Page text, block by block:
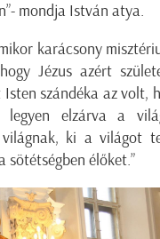
mondja István atya.
karácsony
Jézus azért
szándéka az volt,
legyen elzárva a
ki a világot
sötétségben élőket.”